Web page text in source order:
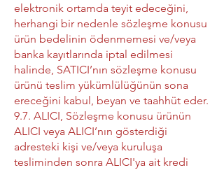
elektronik ortamda teyit edeceğini,
herhangi bir nedenle sözleşme konusu
ürün bedelinin ödenmemesi ve/veya
banka kayıtlarında iptal edilmesi
halinde, SATICI’nın sözleşme konusu
ürünü teslim yükümlülüğünün sona
ereceğini kabul, beyan ve taahhüt eder.
9.7. ALICI, Sözleşme konusu ürünün
ALICI veya ALICI’nın gösterdiği
adresteki kişi ve/veya kuruluşa
tesliminden sonra ALICI'ya ait kredi